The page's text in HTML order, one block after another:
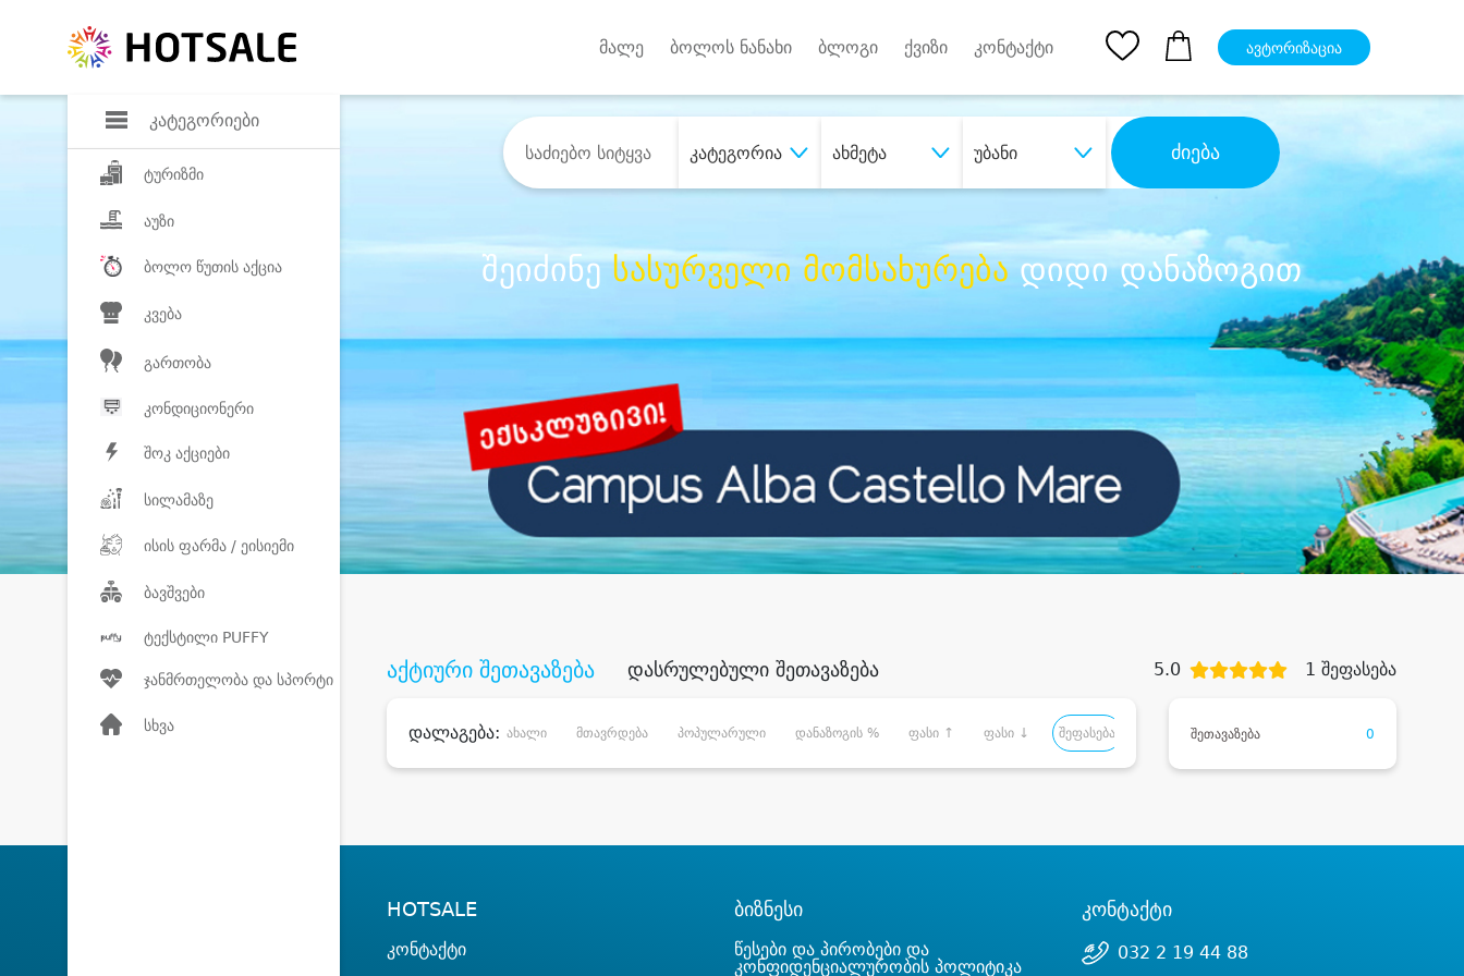
კატეგორიები
ტურიზმი
აუზი
ბოლო წუთის აქცია
კვება
გართობა
კონდიციონერი
შოკ აქციები
სილამაზე
ისის ფარმა / ეისიემი
ბავშვები
ტექსტილი PUFFY
ჯანმრთელობა და სპორტი
სხვა
მალე ბოლოს ნანახი ბლოგი ქვიზი კონტაქტი ავტორიზაცია
კატეგორია ახმეტა უბანი ძიება
შეიძინესასურველი მომსახურებადიდი დანაზოგით
აქტიური შეთავაზება დასრულებული შეთავაზება 5.0 1 შეფასება
დალაგება: ახალი მთავრდება პოპულარული დანაზოგის % ფასი ↑ ფასი ↓ შეფასება შეთავაზება 0
HOTSALE
კონტაქტი
ბიზნესი
წესები და პირობები და
კონფიდენციალურობის პოლიტიკა
კონტაქტი
032 2 19 44 88